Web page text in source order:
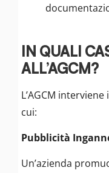
IN QUALI
ALL’AGCM?
L’AGCM
cui:
Pubblicità
Un’azienda